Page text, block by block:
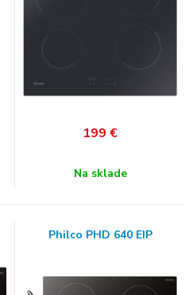
199 €
Na sklade
Philco PHD 640 EIP